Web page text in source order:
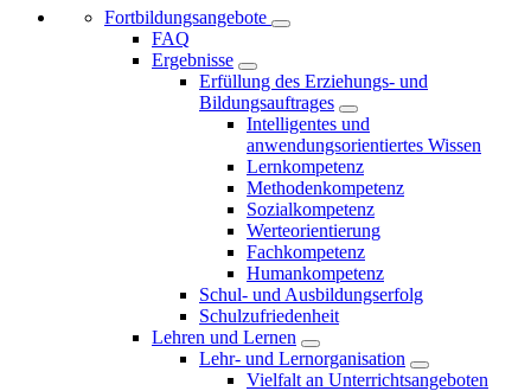
Fortbildungsangebote
FAQ
Ergebnisse
Erfüllung des Erziehungs- und
Bildungsauftrages
Intelligentes und
anwendungsorientiertes Wissen
Lernkompetenz
Methodenkompetenz
Sozialkompetenz
Werteorientierung
Fachkompetenz
Humankompetenz
Schul- und Ausbildungserfolg
Schulzufriedenheit
Lehren und Lernen
Lehr- und Lernorganisation
Vielfalt an Unterrichtsangeboten